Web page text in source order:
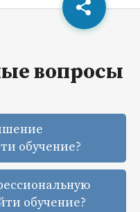
вопросы
обучение?
обучение?